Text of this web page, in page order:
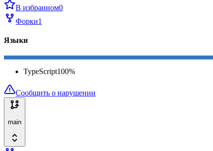
В избранном0
Форки1
Языки
TypeScript100%
Сообщить о нарушении
main